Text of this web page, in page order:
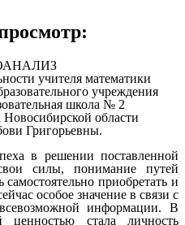
учителя математики
учреждения
школа № 2
Новосибирской области
Григорьевны.
в решении поставленной
силы, понимание путей
приобретать и
особое значение в связи с
информации. В
стала личность